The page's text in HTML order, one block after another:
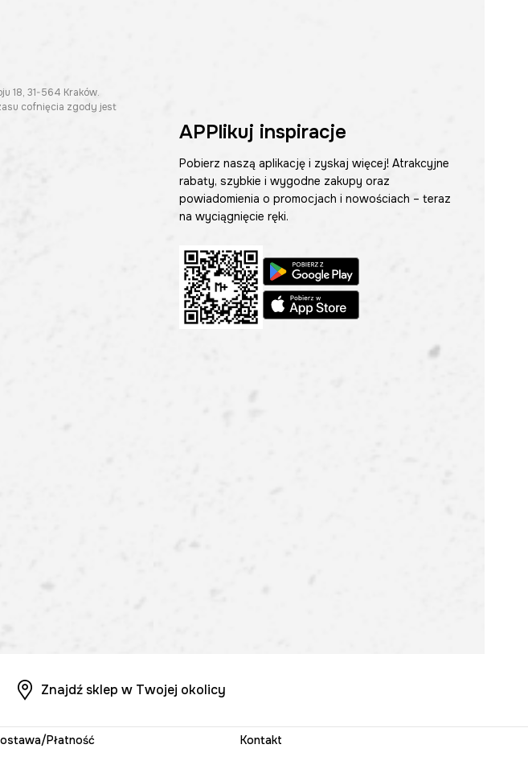
18, 31-564 Kraków.
cofnięcia zgody jest
APPlikuj inspiracje
Pobierz naszą aplikację i zyskaj więcej! Atrakcyjne
rabaty, szybkie i wygodne zakupy oraz
powiadomienia o promocjach i nowościach – teraz
na wyciągnięcie ręki.
Znajdź sklep w Twojej okolicy
Płatność Kontakt